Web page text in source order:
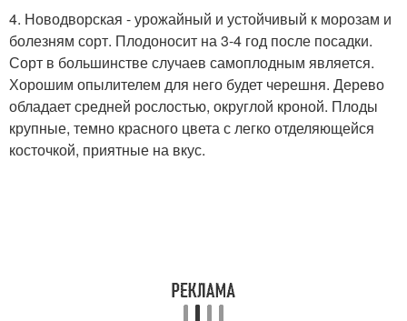
4. Новодворская - урожайный и устойчивый к морозам и
болезням сорт. Плодоносит на 3-4 год после посадки.
Сорт в большинстве случаев самоплодным является.
Хорошим опылителем для него будет черешня. Дерево
обладает средней рослостью, округлой кроной. Плоды
крупные, темно красного цвета с легко отделяющейся
косточкой, приятные на вкус.